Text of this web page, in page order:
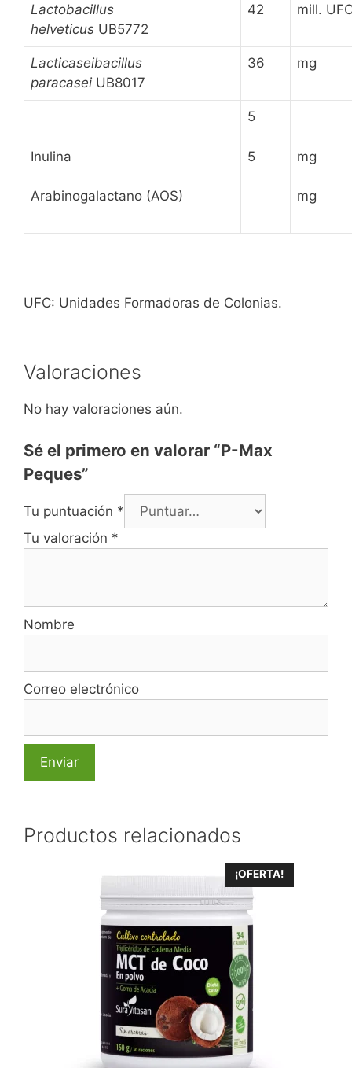
Lactobacillus
helveticus UB5772
42 mill.
Lacticaseibacillus
paracasei UB8017
36 mg
Inulina
Arabinogalactano (AOS)
5
5 mg
mg
UFC: Unidades Formadoras de Colonias.
Valoraciones
No hay valoraciones aún.
Sé el primero en valorar “P-Max
Peques”
Tu puntuación *
Tu valoración *
Nombre
Correo electrónico
Productos relacionados
¡OFERTA!